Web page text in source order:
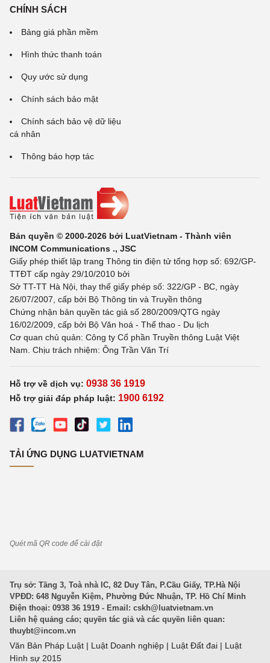
CHÍNH SÁCH
Bảng giá phần mềm
Hình thức thanh toán
Quy ước sử dụng
Chính sách bảo mật
Chính sách bảo vệ dữ liệu
cá nhân
Thông báo hợp tác
Bản quyền © 2000-2026 bởi LuatVietnam - Thành viên
INCOM Communications ., JSC
Giấy phép thiết lập trang Thông tin điện tử tổng hợp số: 692/GP-
TTĐT cấp ngày 29/10/2010 bởi
Sở TT-TT Hà Nội, thay thế giấy phép số: 322/GP - BC, ngày
26/07/2007, cấp bởi Bộ Thông tin và Truyền thông
Chứng nhận bản quyền tác giả số 280/2009/QTG ngày
16/02/2009, cấp bởi Bộ Văn hoá - Thể thao - Du lịch
Cơ quan chủ quản: Công ty Cổ phần Truyền thông Luật Việt
Nam. Chịu trách nhiệm: Ông Trần Văn Trí
Hỗ trợ về dịch vụ: 0938 36 1919
Hỗ trợ giải đáp pháp luật: 1900 6192
TẢI ỨNG DỤNG LUATVIETNAM
Quét mã QR code để cài đặt
Trụ sở: Tầng 3, Toà nhà IC, 82 Duy Tân, P.Cầu Giấy, TP.Hà Nội
VPĐD: 648 Nguyễn Kiệm, Phường Đức Nhuận, TP. Hồ Chí Minh
Điện thoại: 0938 36 1919 - Email: cskh@luatvietnam.vn
Liên hệ quảng cáo; quyền tác giả và các quyền liên quan:
thuybt@incom.vn
Văn Bản Pháp Luật | Luật Doanh nghiệp | Luật Đất đai | Luật
Hình sự 2015